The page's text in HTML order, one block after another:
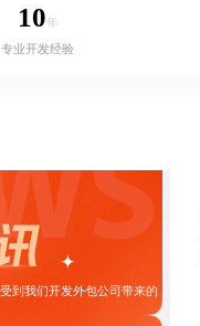
10年
专业开发经验
到我们开发外包公司带来的